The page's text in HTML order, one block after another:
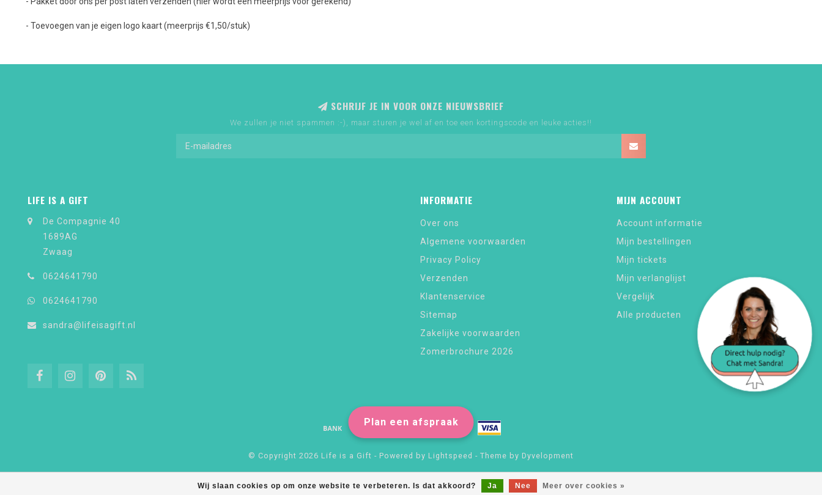
- Toevoegen van je eigen logo kaart (meerprijs €1,50/stuk)
Wij slaan cookies op om onze website te verbeteren. Is dat akkoord? Ja Nee Meer over cookies »
SCHRIJF JE IN VOOR ONZE NIEUWSBRIEF
We zullen je niet spammen :-), maar sturen je wel af en toe een kortingscode en leuke acties!!
LIFE IS A GIFT
De Compagnie 40
1689AG
Zwaag
0624641790
0624641790
sandra@lifeisagift.nl
INFORMATIE
Over ons
Algemene voorwaarden
Privacy Policy
Verzenden
Klantenservice
Sitemap
Zakelijke voorwaarden
Zomerbrochure 2026
MIJN ACCOUNT
Account informatie
Mijn bestellingen
Mijn tickets
Mijn verlanglijst
Vergelijk
Alle producten
© Copyright 2026 Life is a Gift - Powered by Lightspeed - Theme by Dyvelopment
Plan een afspraak